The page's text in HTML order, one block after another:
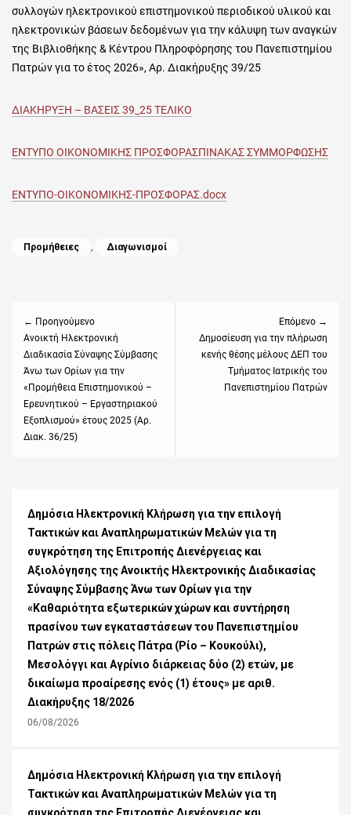
συλλογών ηλεκτρονικού επιστημονικού περιοδικού υλικού και
ηλεκτρονικών βάσεων δεδομένων για την κάλυψη των αναγκών
της Βιβλιοθήκης & Κέντρου Πληροφόρησης του Πανεπιστημίου
Πατρών για το έτος 2026», Αρ. Διακήρυξης 39/25
ΔΙΑΚΗΡΥΞΗ – ΒΑΣΕΙΣ 39_25 ΤΕΛΙΚΟ
ΕΝΤΥΠΟ ΟΙΚΟΝΟΜΙΚΗΣ ΠΡΟΣΦΟΡΑΣΠΙΝΑΚΑΣ ΣΥΜΜΟΡΦΩΣΗΣ
ΕΝΤΥΠΟ-ΟΙΚΟΝΟΜΙΚΗΣ-ΠΡΟΣΦΟΡΑΣ.docx
Categories
Προμήθειες , Διαγωνισμοί
← Προηγούμενο
Previous
post:
Ανοικτή Ηλεκτρονική
Διαδικασία Σύναψης Σύμβασης
Άνω των Ορίων για την
«Προμήθεια Επιστημονικού –
Ερευνητικού – Εργαστηριακού
Εξοπλισμού» έτους 2025 (Αρ.
Διακ. 36/25)
Επόμενο →
Next
post:
Δημοσίευση για την πλήρωση
κενής θέσης μέλους ΔΕΠ του
Τμήματος Ιατρικής του
Πανεπιστημίου Πατρών
Δημόσια Ηλεκτρονική Κλήρωση για την επιλογή
Τακτικών και Αναπληρωματικών Μελών για τη
συγκρότηση της Επιτροπής Διενέργειας και
Αξιολόγησης της Ανοικτής Ηλεκτρονικής Διαδικασίας
Σύναψης Σύμβασης Άνω των Ορίων για την
«Καθαριότητα εξωτερικών χώρων και συντήρηση
πρασίνου των εγκαταστάσεων του Πανεπιστημίου
Πατρών στις πόλεις Πάτρα (Ρίο – Κουκούλι),
Μεσολόγγι και Αγρίνιο διάρκειας δύο (2) ετών, με
δικαίωμα προαίρεσης ενός (1) έτους» με αριθ.
Διακήρυξης 18/2026
06/08/2026
Δημόσια Ηλεκτρονική Κλήρωση για την επιλογή
Τακτικών και Αναπληρωματικών Μελών για τη